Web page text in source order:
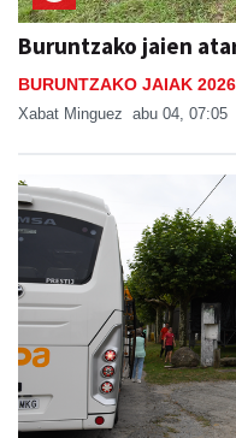
Buruntzako jaien
BURUNTZAKO JAIAK 2026
Xabat Minguez abu 04, 07:05